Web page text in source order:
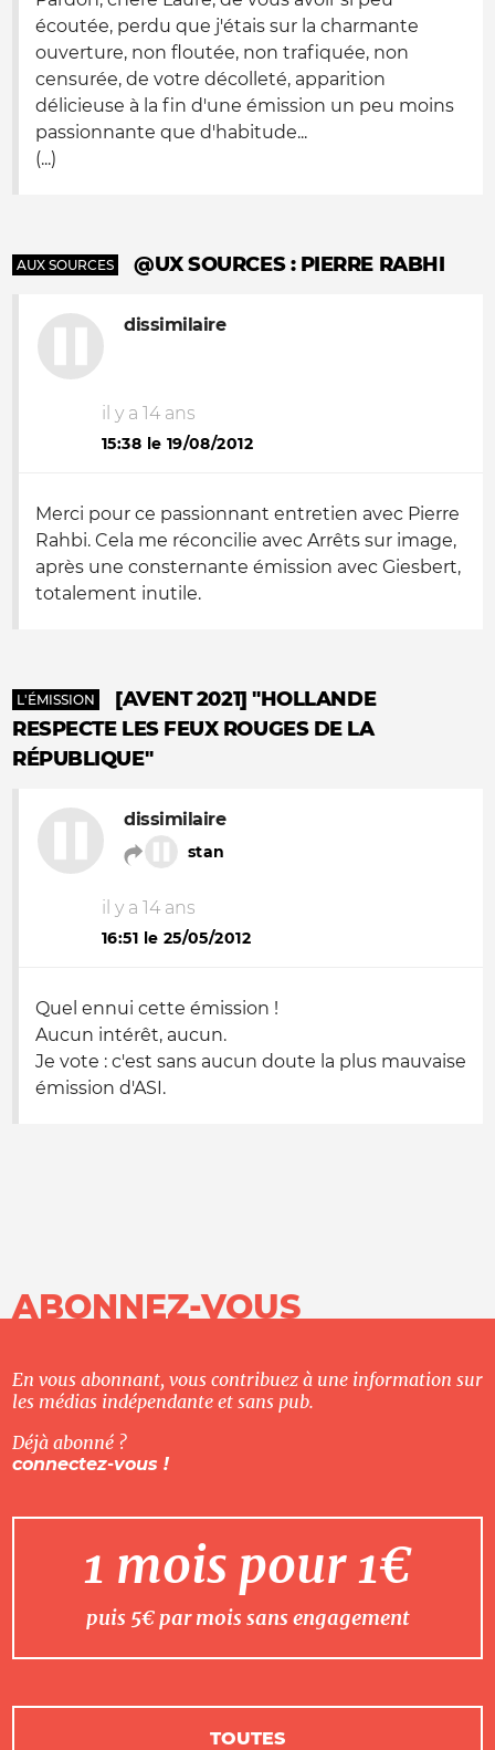
écoutée, perdu que j'étais sur la charmante
ouverture, non floutée, non trafiquée, non
censurée, de votre décolleté, apparition
délicieuse à la fin d'une émission un peu moins
passionnante que d'habitude...
(...)
AUX SOURCES @UX SOURCES : PIERRE RABHI
dissimilaire
il y a 14 ans
15:38 le 19/08/2012
Merci pour ce passionnant entretien avec Pierre
Rahbi. Cela me réconcilie avec Arrêts sur image,
après une consternante émission avec Giesbert,
totalement inutile.
L'ÉMISSION
[AVENT 2021] "HOLLANDE
RESPECTE LES FEUX ROUGES DE LA
RÉPUBLIQUE"
dissimilaire
stan
il y a 14 ans
16:51 le 25/05/2012
Quel ennui cette émission !
Aucun intérêt, aucun.
Je vote : c'est sans aucun doute la plus mauvaise
émission d'ASI.
ABONNEZ-VOUS
En vous abonnant, vous contribuez à une information sur
les médias indépendante et sans pub.
Déjà abonné ?
connectez-vous !
1 mois pour 1€
puis 5€ par mois sans engagement
TOUTES